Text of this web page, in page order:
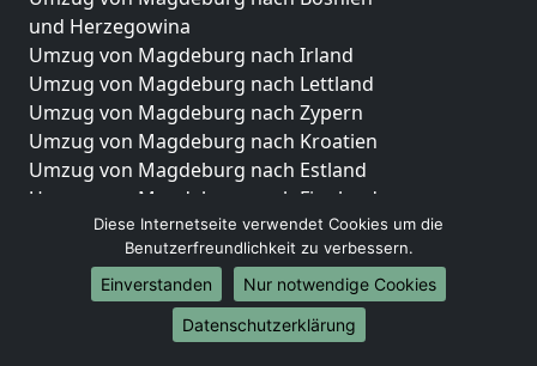
und Herzegowina
Umzug von Magdeburg nach Irland
Umzug von Magdeburg nach Lettland
Umzug von Magdeburg nach Zypern
Umzug von Magdeburg nach Kroatien
Umzug von Magdeburg nach Estland
Umzug von Magdeburg nach Finnland
Umzug von Magdeburg nach Frankreich
Umzug von Magdeburg nach Griechenland
Umzug von Magdeburg nach Italien
Umzug von Magdeburg nach Liechtenstein
Umzug von Magdeburg nach Luxemburg
Diese Internetseite verwendet Cookies um die
Benutzerfreundlichkeit zu verbessern.
Einverstanden
Nur notwendige Cookies
Datenschutzerklärung